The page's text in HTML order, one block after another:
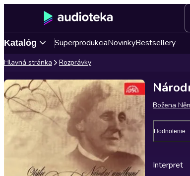
Katalóg SuperprodukciaNovinkyBestsellery
Hlavná stránka Rozprávky
Božena
Hodnotenie
Interpret